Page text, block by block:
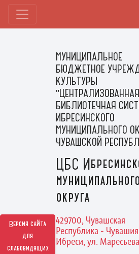
Версия сайта
для
слабовидящих
МУНИЦИПАЛЬНОЕ
БЮДЖЕТНОЕ
КУЛЬТУРЫ
"ЦЕНТРАЛИЗОВАННАЯ
БИБЛИОТЕЧНАЯ
ИБРЕСИНСКОГО
МУНИЦИПАЛЬНОГО
ЧУВАШСКОЙ
ЦБС
муниципального
округа
429700, Чувашская
Республика -
Ибреси, ул.